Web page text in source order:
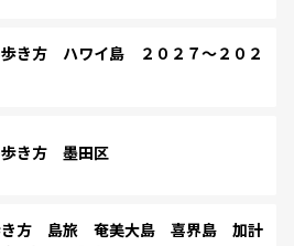
き方 ハワイ島 ２０２７～２０２
き方 墨田区
き方 島旅 奄美大島 喜界島 加計